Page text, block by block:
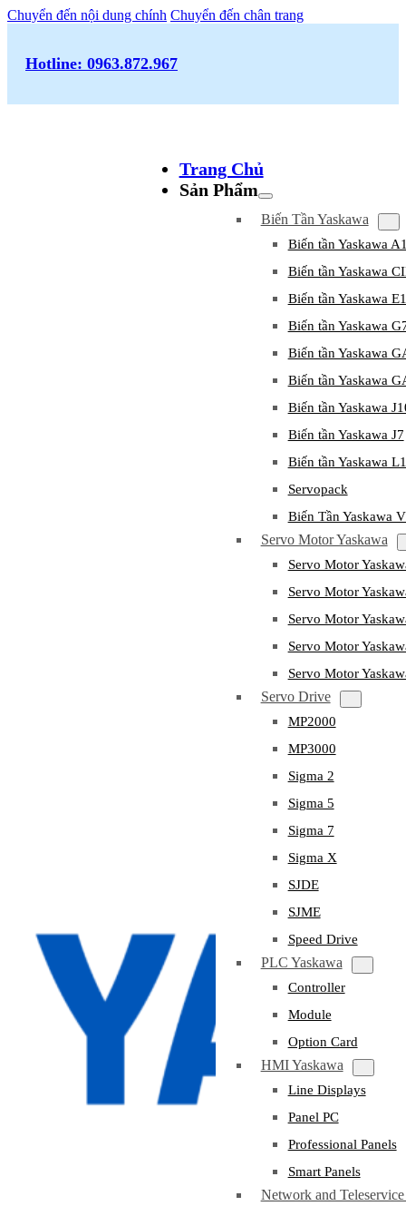
Chuyển đến nội dung chính Chuyển đến chân trang
Hotline: 0963.872.967
Trang Chủ
Sản Phẩm
Biến Tần Yaskawa
Biến tần Yaskawa
Biến tần Yaskawa
Biến tần Yaskawa
Biến tần Yaskawa
Biến tần Yaskawa
Biến tần Yaskawa
Biến tần Yaskawa
Biến tần Yaskawa J7
Biến tần Yaskawa
Servopack
Biến Tần Yaskawa
Servo Motor Yaskawa
Servo Motor
Servo Motor
Servo Motor
Servo Motor
Servo Motor
Servo Drive
MP2000
MP3000
Sigma 2
Sigma 5
Sigma 7
Sigma X
SJDE
SJME
Speed Drive
PLC Yaskawa
Controller
Module
Option Card
HMI Yaskawa
Line Displays
Panel PC
Professional Panels
Smart Panels
Network and